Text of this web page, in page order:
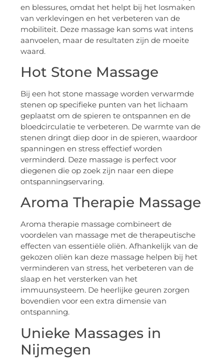
en blessures, omdat het helpt bij het losmaken
van verklevingen en het verbeteren van de
mobiliteit. Deze massage kan soms wat intens
aanvoelen, maar de resultaten zijn de moeite
waard.
Hot Stone Massage
Bij een hot stone massage worden verwarmde
stenen op specifieke punten van het lichaam
geplaatst om de spieren te ontspannen en de
bloedcirculatie te verbeteren. De warmte van de
stenen dringt diep door in de spieren, waardoor
spanningen en stress effectief worden
verminderd. Deze massage is perfect voor
diegenen die op zoek zijn naar een diepe
ontspanningservaring.
Aroma Therapie Massage
Aroma therapie massage combineert de
voordelen van massage met de therapeutische
effecten van essentiële oliën. Afhankelijk van de
gekozen oliën kan deze massage helpen bij het
verminderen van stress, het verbeteren van de
slaap en het versterken van het
immuunsysteem. De heerlijke geuren zorgen
bovendien voor een extra dimensie van
ontspanning.
Unieke Massages in
Nijmegen